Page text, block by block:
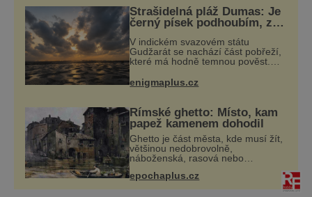
Strašidelná pláž Dumas: Je
černý písek podhoubím, ze
V indickém svazovém státu
Gudžarát se nachází část pobřeží,
které má hodně temnou pověst.
této pláže. Proč má pláž takové
netypické zbarvení? Nakolik jsou
enigmaplus.cz
Římské ghetto: Místo, kam
papež kamenem dohodil
Ghetto je část města, kde musí žít,
většinou nedobrovolně,
náboženská, rasová nebo
Bohaté historické zkušenosti mají s
epochaplus.cz